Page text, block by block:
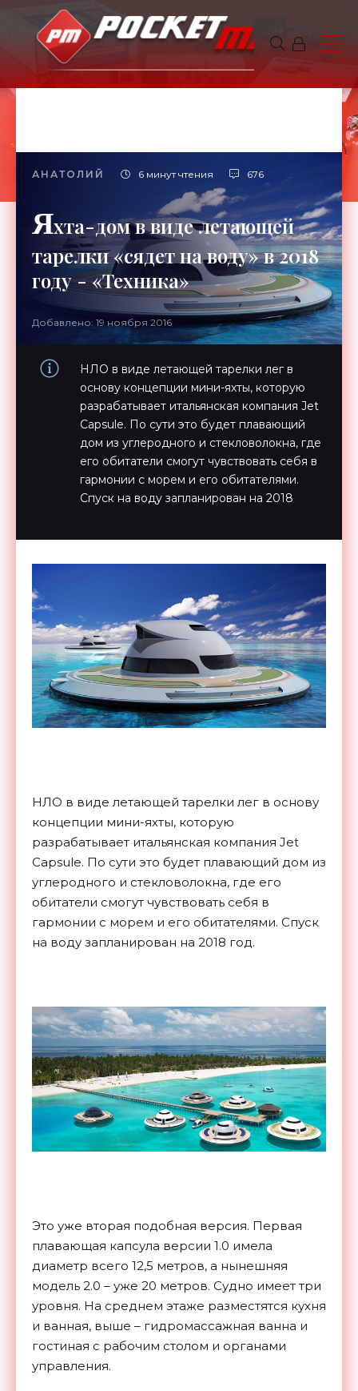
АНАТОЛИЙ 6 минут чтения 676
Яхта-дом в виде летающей
тарелки «сядет на воду» в 2018
году - «Техника»
Добавлено: 19 ноября 2016
НЛО в виде летающей тарелки лег в
основу концепции мини-яхты, которую
разрабатывает итальянская компания Jet
Capsule. По сути это будет плавающий
дом из углеродного и стекловолокна, где
его обитатели смогут чувствовать себя в
гармонии с морем и его обитателями.
Спуск на воду запланирован на 2018
НЛО в виде летающей тарелки лег в основу
концепции мини-яхты, которую
разрабатывает итальянская компания Jet
Capsule. По сути это будет плавающий дом из
углеродного и стекловолокна, где его
обитатели смогут чувствовать себя в
гармонии с морем и его обитателями. Спуск
на воду запланирован на 2018 год.
Это уже вторая подобная версия. Первая
плавающая капсула версии 1.0 имела
диаметр всего 12,5 метров, а нынешняя
модель 2.0 – уже 20 метров. Судно имеет три
уровня. На среднем этаже разместятся кухня
и ванная, выше – гидромассажная ванна и
гостиная с рабочим столом и органами
управления.